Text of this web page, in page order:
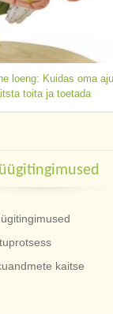
loeng: Kuidas oma aju
toita ja toetada
kaitse